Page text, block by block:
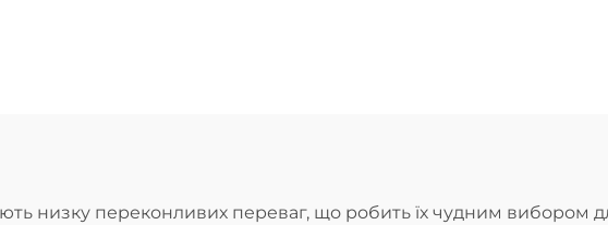
низку переконливих переваг, що робить їх чудним вибором